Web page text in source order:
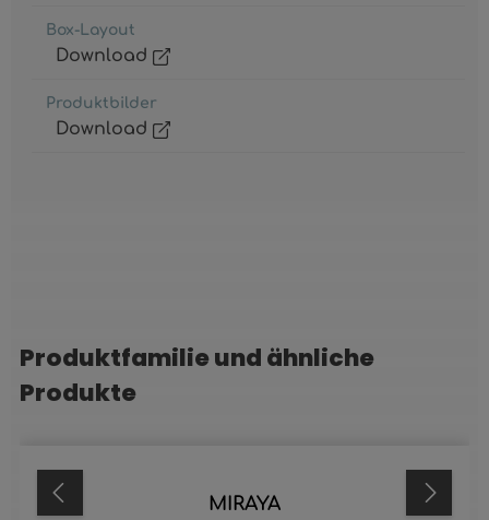
Box-Layout
Download
Produktbilder
Download
Produktgalerie überspringen
Produktfamilie und ähnliche
Produkte
MIRAYA